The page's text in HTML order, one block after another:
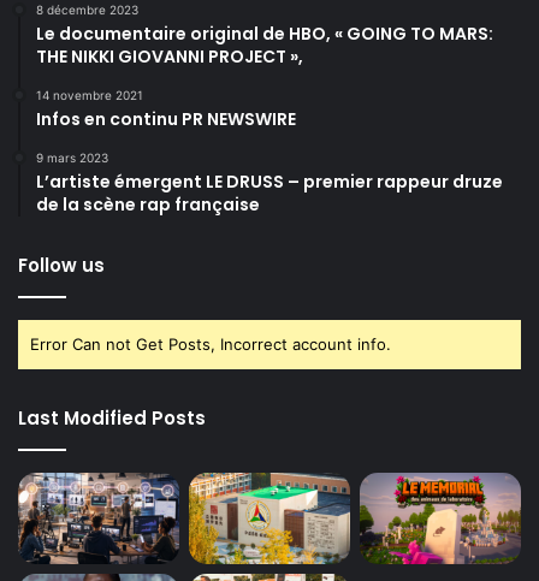
8 décembre 2023
Le documentaire original de HBO, « GOING TO MARS:
THE NIKKI GIOVANNI PROJECT »,
14 novembre 2021
Infos en continu PR NEWSWIRE
9 mars 2023
L’artiste émergent LE DRUSS – premier rappeur druze
de la scène rap française
Follow us
Error Can not Get Posts, Incorrect account info.
Last Modified Posts